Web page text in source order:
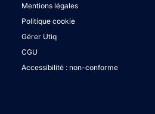
Mentions légales
Politique cookie
Gérer Utiq
CGU
Accessibilité : non-conforme